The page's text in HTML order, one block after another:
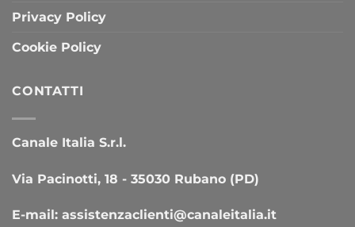
Privacy Policy
Cookie Policy
CONTATTI
Canale Italia S.r.l.
Via Pacinotti, 18 - 35030 Rubano (PD)
E-mail: assistenzaclienti@canaleitalia.it